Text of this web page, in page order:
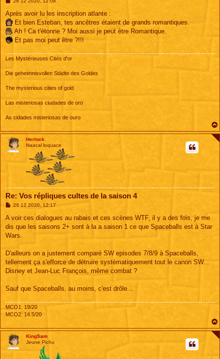
s
a
g
e
Après avoir lu les inscription atlante :
Et bien Esteban, tes ancêtres étaient de grands romantiques.
Ah ! Ca t'étonne ? Moi aussi je peut être Romantique.
Et pas moi peut être ?!!!
Les Mystérieuses Cités d'or
Die geheimnisvollen Städte des Goldes
The mysterious cities of gold
Las misteriosas ciudades de oro
As cidades misteriosas de ouro
Herlock
Naacal loquace
Re: Vos répliques cultes de la saison 4
M
s
a
g
26 12 2020, 12:17
A voir ces dialogues au rabais et ces scènes WTF, il y a des fois, je me
dis que les saisons 2+ sont à la a saison 1 ce que Spaceballs est à Star
Wars.
D'ailleurs on a justement comparé SW episodes 7/8/9 à Spaceballs,
tellement ça s'efforce de détruire systématiquement tout le canon SW...
Disney et Jean-Luc François, même combat ?
Sauf que Spaceballs, au moins, c'est drôle...
MCO1: 19/20
MCO2: 14.5/20
KingSam
Jeune Pichu